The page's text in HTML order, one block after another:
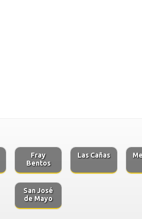
Fray
Bentos
Las Cañas
San José
de Mayo